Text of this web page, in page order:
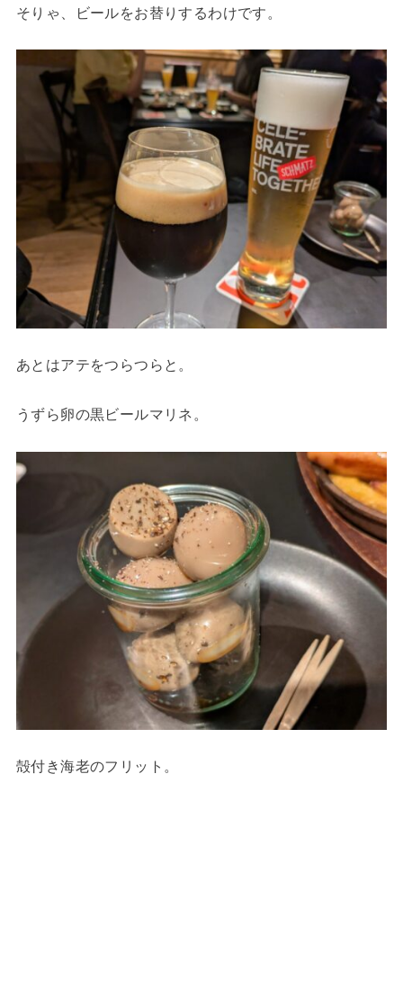
そりゃ、ビールをお替りするわけです。
あとはアテをつらつらと。
うずら卵の黒ビールマリネ。
殻付き海老のフリット。